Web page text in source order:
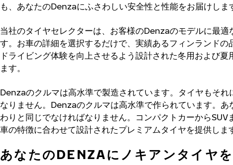
も、あなたのDenzaにふさわしい安全性と性能をお届けしま
当社のタイヤセレクターは、お客様のDenzaのモデルに最適
す。お車の詳細を選択するだけで、実績あるフィンランドの
ドライビング体験を向上させるよう設計された冬用および夏
ます。
Denzaのクルマは高水準で製造されています。タイヤもそれ
なりません。Denzaのクルマは高水準で作られています。あ
わりと同じでなければなりません。コンパクトカーからSUV
車の特徴に合わせて設計されたプレミアムタイヤを提供しま
あなたのDENZAにノキアンタイヤ